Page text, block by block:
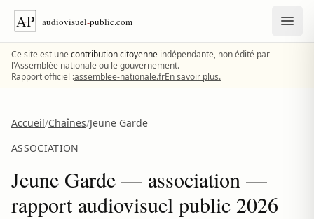
Aller au contenu
Ce site est unecontribution citoyenne indépendante, non édité par
l'Assemblée nationale ou le gouvernement.
Rapport officiel :assemblee-nationale.frEn savoir plus.
Accueil/Chaînes/Jeune Garde
ASSOCIATION
Jeune Garde — association —
rapport audiovisuel public 2026